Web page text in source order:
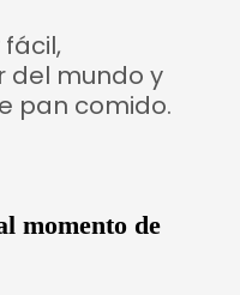
del mundo y
pan comido.
momento de